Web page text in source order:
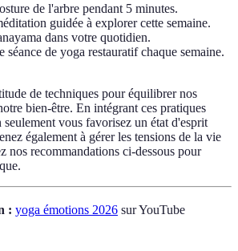
de l'arbre pendant 5 minutes.
guidée à explorer cette semaine.
dans votre quotidien.
séance de yoga restauratif chaque semaine.
de techniques pour équilibrer nos
bien-être. En intégrant ces pratiques
vous favorisez un état d'esprit
également à gérer les tensions de la vie
nos recommandations ci-dessous pour
: yoga émotions 2026 sur YouTube